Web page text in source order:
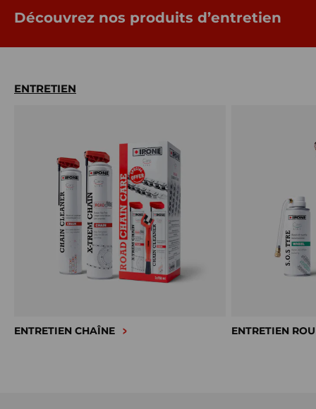
Découvrez nos produits d’entretien
ENTRETIEN
ENTRETIEN CHAÎNE ENTRETIEN